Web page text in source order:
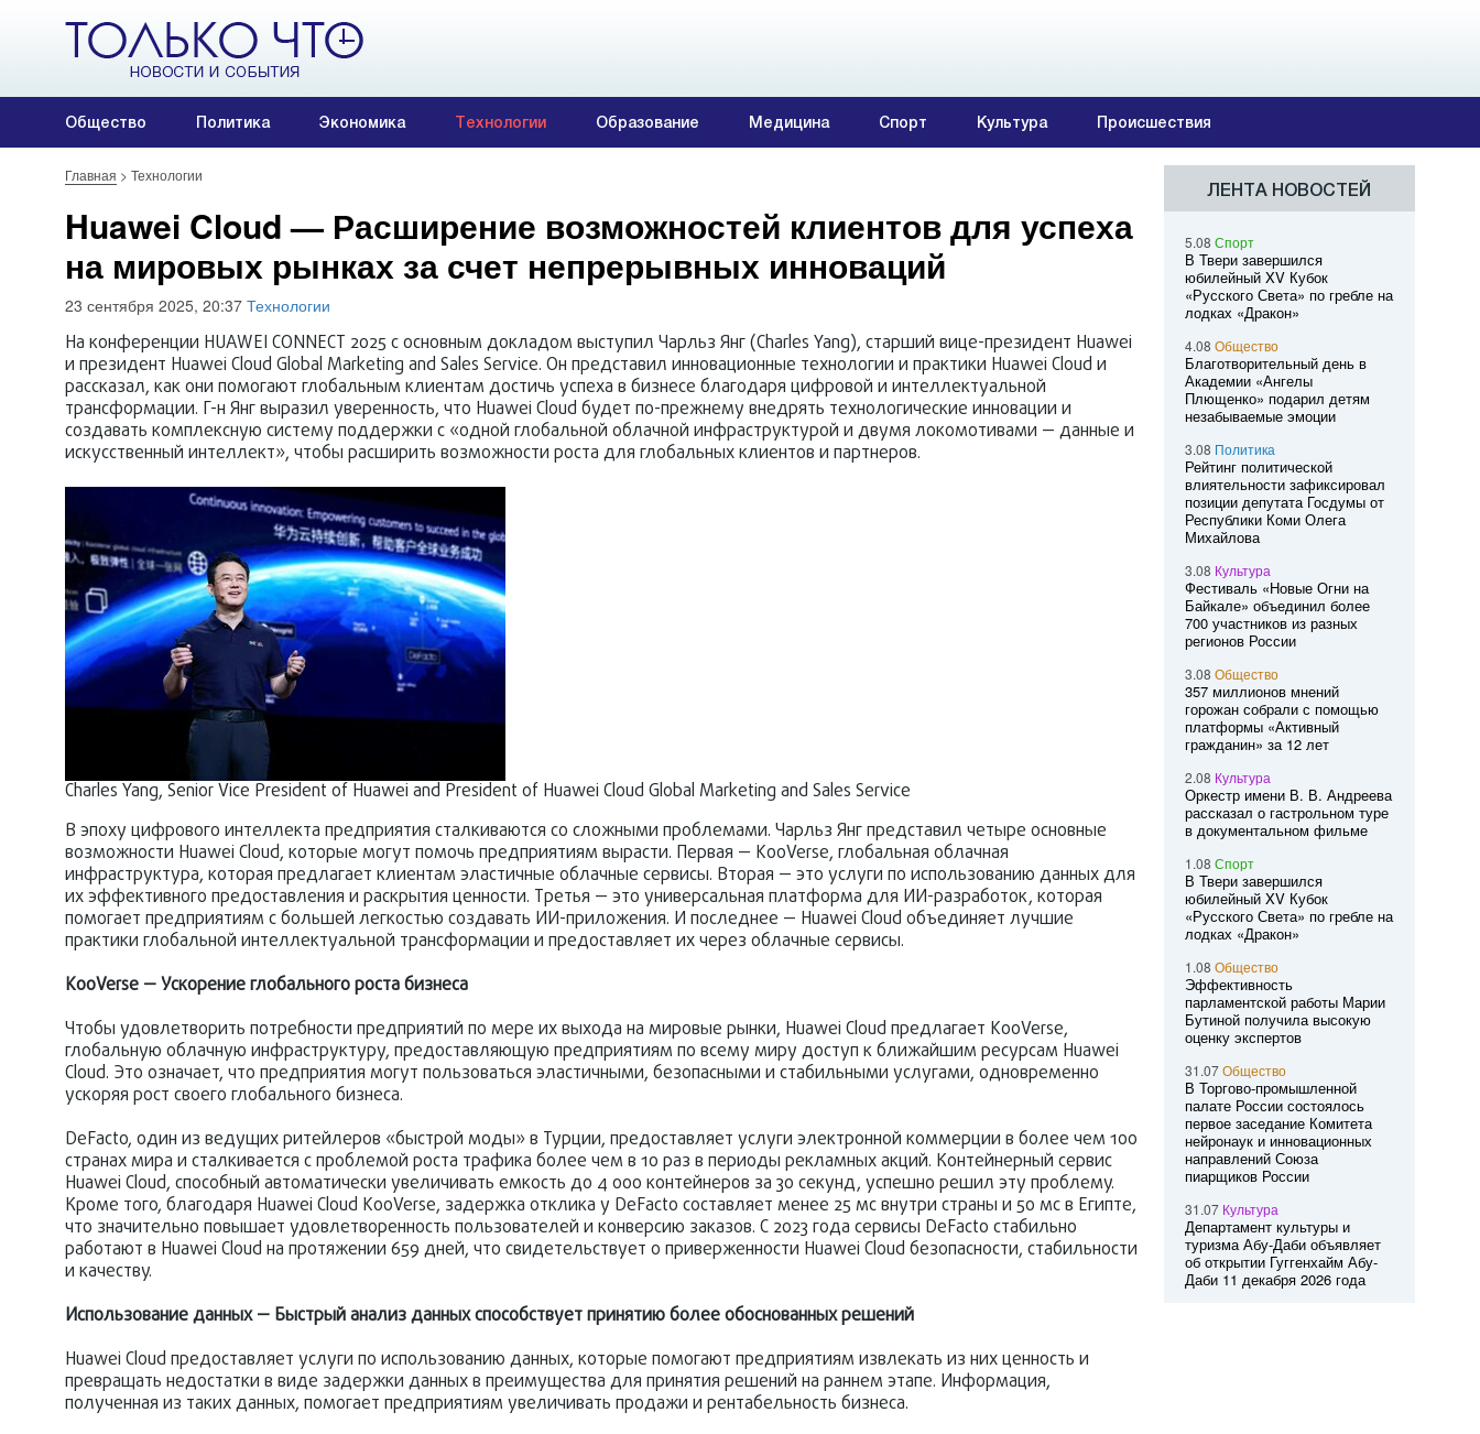
Общество Политика Экономика Технологии Образование Медицина Спорт Культура Происшествия
Главная > Технологии
Huawei Cloud — Расширение возможностей клиентов для успеха
на мировых рынках за счет непрерывных инноваций
23 сентября 2025, 20:37 Технологии
На конференции HUAWEI CONNECT 2025 с основным докладом выступил Чарльз Янг (Charles Yang), старший вице-президент Huawei
и президент Huawei Cloud Global Marketing and Sales Service. Он представил инновационные технологии и практики Huawei Cloud и
рассказал, как они помогают глобальным клиентам достичь успеха в бизнесе благодаря цифровой и интеллектуальной
трансформации. Г-н Янг выразил уверенность, что Huawei Cloud будет по-прежнему внедрять технологические инновации и
создавать комплексную систему поддержки с «одной глобальной облачной инфраструктурой и двумя локомотивами — данные и
искусственный интеллект», чтобы расширить возможности роста для глобальных клиентов и партнеров.
Charles Yang, Senior Vice President of Huawei and President of Huawei Cloud Global Marketing and Sales Service
В эпоху цифрового интеллекта предприятия сталкиваются со сложными проблемами. Чарльз Янг представил четыре основные
возможности Huawei Cloud, которые могут помочь предприятиям вырасти. Первая — KooVerse, глобальная облачная
инфраструктура, которая предлагает клиентам эластичные облачные сервисы. Вторая — это услуги по использованию данных для
их эффективного предоставления и раскрытия ценности. Третья — это универсальная платформа для ИИ-разработок, которая
помогает предприятиям с большей легкостью создавать ИИ-приложения. И последнее — Huawei Cloud объединяет лучшие
практики глобальной интеллектуальной трансформации и предоставляет их через облачные сервисы.
KooVerse — Ускорение глобального роста бизнеса
Чтобы удовлетворить потребности предприятий по мере их выхода на мировые рынки, Huawei Cloud предлагает KooVerse,
глобальную облачную инфраструктуру, предоставляющую предприятиям по всему миру доступ к ближайшим ресурсам Huawei
Cloud. Это означает, что предприятия могут пользоваться эластичными, безопасными и стабильными услугами, одновременно
ускоряя рост своего глобального бизнеса.
DeFacto, один из ведущих ритейлеров «быстрой моды» в Турции, предоставляет услуги электронной коммерции в более чем 100
странах мира и сталкивается с проблемой роста трафика более чем в 10 раз в периоды рекламных акций. Контейнерный сервис
Huawei Cloud, способный автоматически увеличивать емкость до 4 000 контейнеров за 30 секунд, успешно решил эту проблему.
Кроме того, благодаря Huawei Cloud KooVerse, задержка отклика у DeFacto составляет менее 25 мс внутри страны и 50 мс в Египте,
что значительно повышает удовлетворенность пользователей и конверсию заказов. С 2023 года сервисы DeFacto стабильно
работают в Huawei Cloud на протяжении 659 дней, что свидетельствует о приверженности Huawei Cloud безопасности, стабильности
и качеству.
Использование данных — Быстрый анализ данных способствует принятию более обоснованных решений
Huawei Cloud предоставляет услуги по использованию данных, которые помогают предприятиям извлекать из них ценность и
превращать недостатки в виде задержки данных в преимущества для принятия решений на раннем этапе. Информация,
полученная из таких данных, помогает предприятиям увеличивать продажи и рентабельность бизнеса.
ЛЕНТА НОВОСТЕЙ
5.08 Спорт
В Твери завершился
юбилейный XV Кубок
«Русского Света» по гребле на
лодках «Дракон»
4.08 Общество
Благотворительный день в
Академии «Ангелы
Плющенко» подарил детям
незабываемые эмоции
3.08 Политика
Рейтинг политической
влиятельности зафиксировал
позиции депутата Госдумы от
Республики Коми Олега
Михайлова
3.08 Культура
Фестиваль «Новые Огни на
Байкале» объединил более
700 участников из разных
регионов России
3.08 Общество
357 миллионов мнений
горожан собрали с помощью
платформы «Активный
гражданин» за 12 лет
2.08 Культура
Оркестр имени В. В. Андреева
рассказал о гастрольном туре
в документальном фильме
1.08 Спорт
В Твери завершился
юбилейный XV Кубок
«Русского Света» по гребле на
лодках «Дракон»
1.08 Общество
Эффективность
парламентской работы Марии
Бутиной получила высокую
оценку экспертов
31.07Общество
В Торгово-промышленной
палате России состоялось
первое заседание Комитета
нейронаук и инновационных
направлений Союза
пиарщиков России
31.07 Культура
Департамент культуры и
туризма Абу-Даби объявляет
об открытии Гуггенхайм Абу-
Даби 11 декабря 2026 года